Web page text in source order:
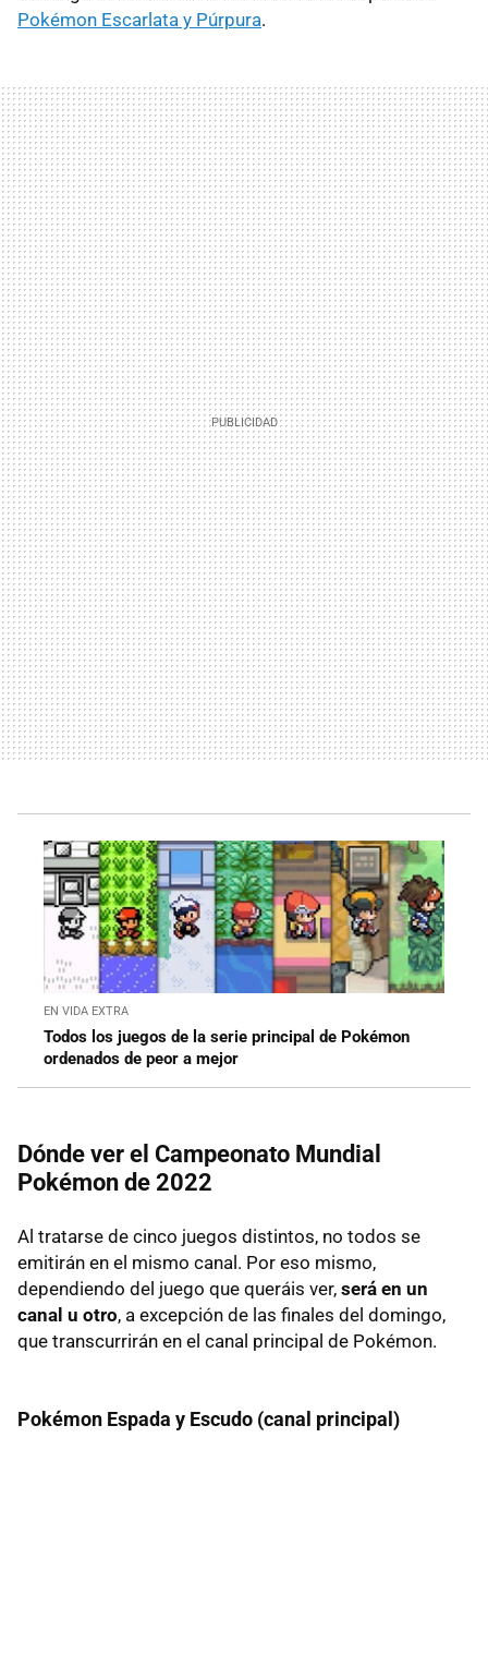
Pokémon Escarlata y Púrpura.
EN VIDA EXTRA
Todos los juegos de la serie principal de Pokémon
ordenados de peor a mejor
Dónde ver el Campeonato Mundial
Pokémon de 2022
Al tratarse de cinco juegos distintos, no todos se
emitirán en el mismo canal. Por eso mismo,
dependiendo del juego que queráis ver, será en un
canal u otro, a excepción de las finales del domingo,
que transcurrirán en el canal principal de Pokémon.
Pokémon Espada y Escudo (canal principal)